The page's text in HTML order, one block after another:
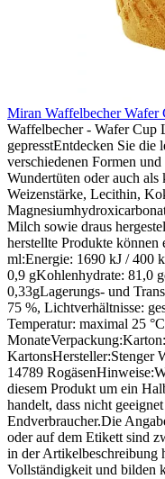
Miran Waffelbecher Wafer
Waffelbecher - Wafer Cup
gepresstEntdecken Sie
verschiedenen Formen
Wundertüten oder auch
Weizenstärke, Lecithin,
Milch sowie draus
herstellte Produkte
ml:Energie: 1690 kJ / 400
0,9 gKohlenhydrate: 81,0
0,33gLagerungs- und
75 %, Lichtverhältnisse:
Temperatur: maximal 25
KartonsHersteller:Stenger
14789
diesem Produkt um ein
handelt, dass nicht
Endverbraucher.Die
oder auf dem Etikett sind
in der Artikelbeschreibung
Vollständigkeit und bilden